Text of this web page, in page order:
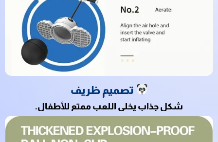
تصميم ظريف
شكل جذاب يخلي اللعب ممتع للأطفال.